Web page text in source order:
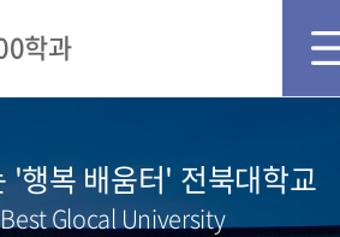
학과
'행복 배움터' 전북대학교
Glocal University